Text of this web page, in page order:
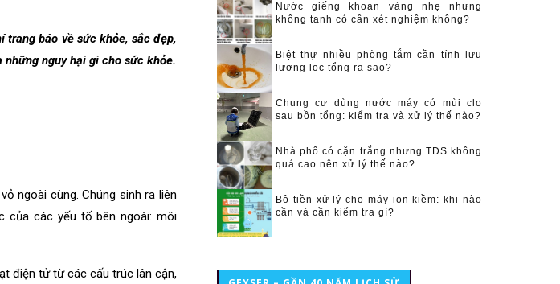
trang báo về sức khỏe, sắc đẹp,
nguy hại gì cho sức khỏe.
ngoài cùng. Chúng sinh ra liên
của các yếu tố bên ngoài: môi
điện tử từ các cấu trúc lân cận,
Nước giếng khoan vàng nhẹ nhưng
không tanh có cần xét nghiệm không?
Biệt thự nhiều phòng tắm cần tính lưu
lượng lọc tổng ra sao?
Chung cư dùng nước máy có mùi clo
sau bồn tổng: kiểm tra và xử lý thế nào?
Nhà phố có cặn trắng nhưng TDS không
quá cao nên xử lý thế nào?
Bộ tiền xử lý cho máy ion kiềm: khi nào
cần và cần kiểm tra gì?